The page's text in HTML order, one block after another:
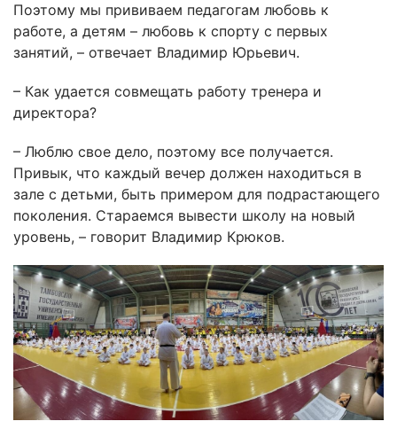
Поэтому мы прививаем педагогам любовь к
работе, а детям – любовь к спорту с первых
занятий, – отвечает Владимир Юрьевич.
– Как удается совмещать работу тренера и
директора?
– Люблю свое дело, поэтому все получается.
Привык, что каждый вечер должен находиться в
зале с детьми, быть примером для подрастающего
поколения. Стараемся вывести школу на новый
уровень, – говорит Владимир Крюков.